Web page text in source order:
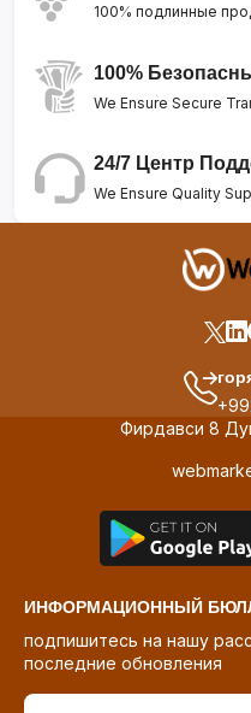
100% подлинные
100%
We Ensure Secure
24/7 Центр
We Ensure Quality
Фирдавси 8
ИНФОРМАЦИОННЫЙ
подпишитесь на нашу
последние обновления